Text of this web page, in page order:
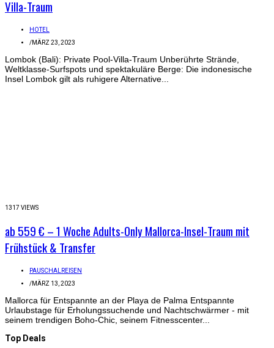
Villa-Traum
HOTEL
/MÄRZ 23, 2023
Lombok (Bali): Private Pool-Villa-Traum Unberührte Strände,
Weltklasse-Surfspots und spektakuläre Berge: Die indonesische
Insel Lombok gilt als ruhigere Alternative...
1317 VIEWS
ab 559 € – 1 Woche Adults-Only Mallorca-Insel-Traum mit
Frühstück & Transfer
PAUSCHALREISEN
/MÄRZ 13, 2023
Mallorca für Entspannte an der Playa de Palma Entspannte
Urlaubstage für Erholungssuchende und Nachtschwärmer - mit
seinem trendigen Boho-Chic, seinem Fitnesscenter...
Top Deals